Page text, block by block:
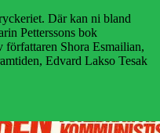
Där kan ni bland
Petterssons bok
författaren Shora Esmailian,
Edvard Lakso Tesak